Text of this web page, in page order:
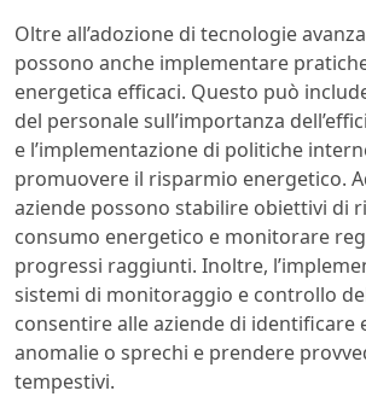
Oltre all’adozione di tecnologie
possono anche implementare
energetica efficaci. Questo può
del personale sull’importanza
e l’implementazione di politiche
promuovere il risparmio energetico.
aziende possono stabilire obiettivi di
consumo energetico e monitorare
progressi raggiunti. Inoltre,
sistemi di monitoraggio e controllo
consentire alle aziende di identificare
anomalie o sprechi e prendere
tempestivi.